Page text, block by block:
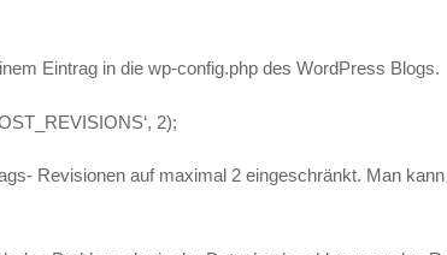
Eintrag in die wp-config.php des WordPress Blogs.
2);
Revisionen auf maximal 2 eingeschränkt. Man